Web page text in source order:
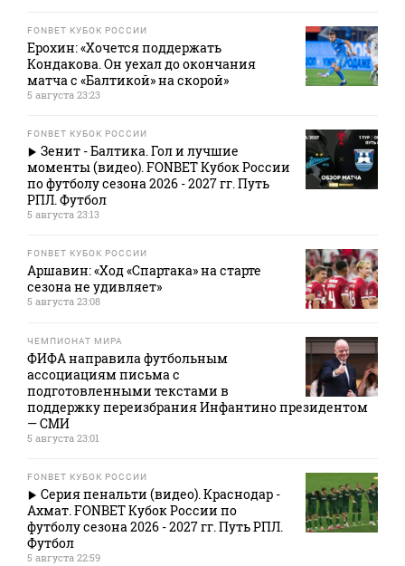
FONBET КУБОК РОССИИ
Ерохин: «Хочется поддержать
Кондакова. Он уехал до окончания
матча с «Балтикой» на скорой»
5 августа 23:23
FONBET КУБОК РОССИИ
Зенит - Балтика. Гол и лучшие
моменты (видео). FONBET Кубок России
по футболу сезона 2026 - 2027 гг. Путь
РПЛ. Футбол
5 августа 23:13
FONBET КУБОК РОССИИ
Аршавин: «Ход «Спартака» на старте
сезона не удивляет»
5 августа 23:08
ЧЕМПИОНАТ МИРА
ФИФА направила футбольным
ассоциациям письма с
подготовленными текстами в
поддержку переизбрания Инфантино президентом
— СМИ
5 августа 23:01
FONBET КУБОК РОССИИ
Серия пенальти (видео). Краснодар -
Ахмат. FONBET Кубок России по
футболу сезона 2026 - 2027 гг. Путь РПЛ.
Футбол
5 августа 22:59